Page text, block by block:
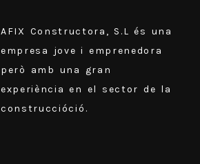
AFIX Constructora, S.L és una
empresa jove i emprenedora
però amb una gran
experiència en el sector de la
construccióció.